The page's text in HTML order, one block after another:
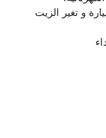
و تغير الزيت